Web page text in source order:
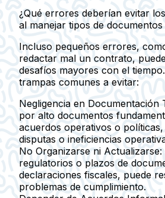
¿Qué errores deberían evitar
al manejar tipos de
Incluso pequeños errores,
redactar mal un contrato,
desafíos mayores con el
trampas comunes a evitar:
Negligencia en Documentación
por alto documentos
acuerdos operativos o
disputas o ineficiencias
No Organizarse ni Actualizarse:
regulatorios o plazos de
declaraciones fiscales, puede
problemas de cumplimiento.